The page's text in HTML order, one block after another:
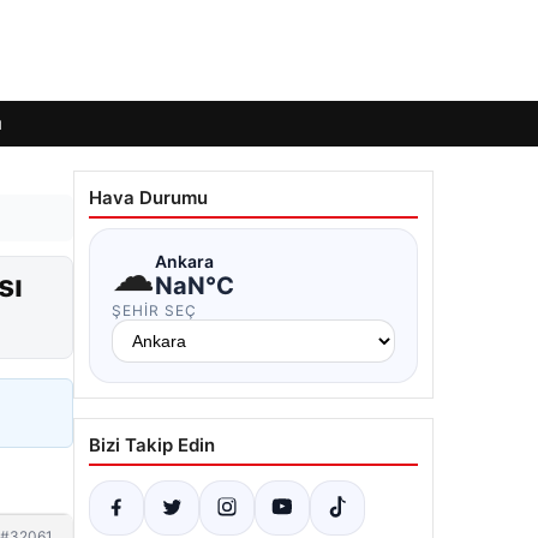
Hava Durumu
☁Ankara
NaN°C
ŞEHIR SEÇ
Bizi Takip Edin